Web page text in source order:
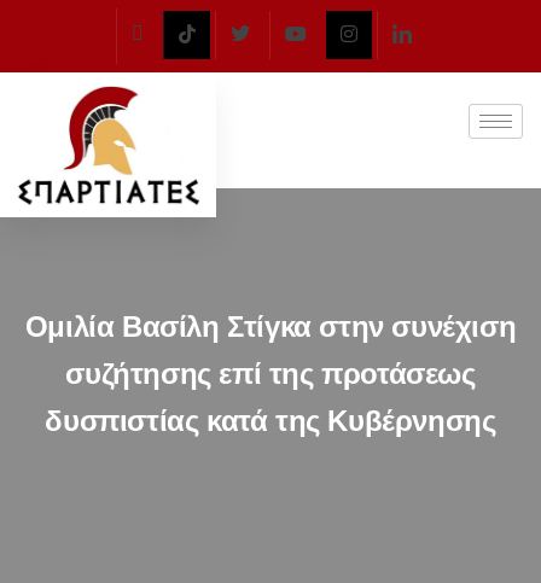
Ομιλία Βασίλη Στίγκα στην συνέχιση
συζήτησης επί της προτάσεως
δυσπιστίας κατά της Κυβέρνησης